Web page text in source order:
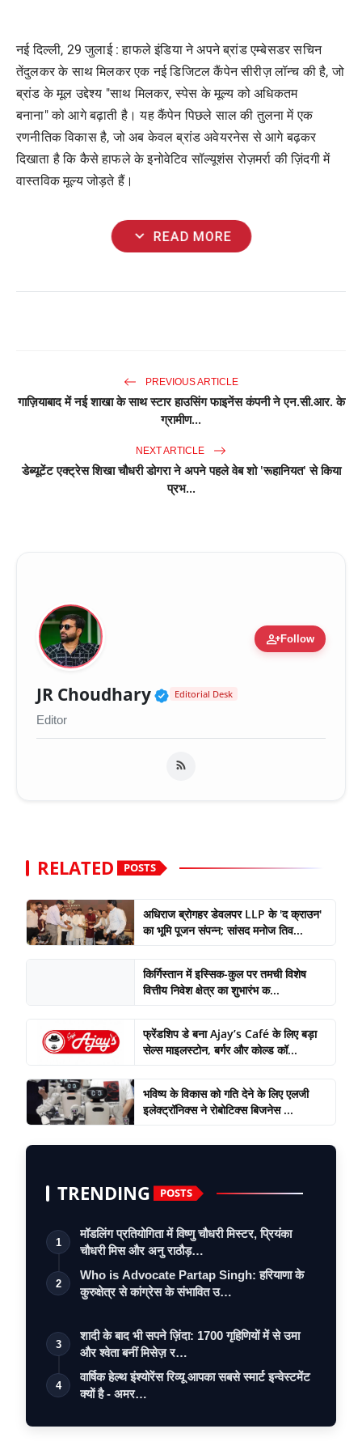
नई दिल्ली, 29जुलाई : हाफले इंडिया ने अपने ब्रांड एम्बेसडर सचिन
तेंदुलकर के साथ मिलकर एक नई डिजिटल कैंपेन सीरीज़ लॉन्च की है,जो
ब्रांड के मूल उद्देश्य "साथ मिलकर,स्पेस के मूल्य को अधिकतम
बनाना" को आगे बढ़ाती है। यह कैंपेन पिछले साल की तुलना में एक
रणनीतिक विकास है,जो अब केवल ब्रांड अवेयरनेस से आगे बढ़कर
दिखाता है कि कैसे हाफले के इनोवेटिव सॉल्यूशंस रोज़मर्रा की ज़िंदगी में
वास्तविक मूल्य जोड़ते हैं।
expand_more READ MORE
PREVIOUS ARTICLE
गाज़ियाबाद में नई शाखा के साथ स्टार हाउसिंग फाइनेंस कंपनी ने एन.सी.आर. के
ग्रामीण...
NEXT ARTICLE
डेब्यूटेंट एक्ट्रेस शिखा चौधरी डोगरा ने अपने पहले वेब शो 'रूहानियत' से किया
प्रभ...
person_addFollow
JR Choudhary Verified Public Figure
Editorial Desk
Editor
RELATED POSTS
अधिराज ब्रोगहर डेवलपर LLP के 'द क्राउन'
का भूमि पूजन संपन्न; सांसद मनोज तिव...
किर्गिस्तान में इस्सिक-कुल पर तमची विशेष
वित्तीय निवेश क्षेत्र का शुभारंभ क...
फ्रेंडशिप डे बना Ajay’s Café के लिए बड़ा
सेल्स माइलस्टोन, बर्गर और कोल्ड कॉ...
भविष्य के विकास को गति देने के लिए एलजी
इलेक्ट्रॉनिक्स ने रोबोटिक्स बिजनेस ...
TRENDING POSTS
1
मॉडलिंग प्रतियोगिता में विष्णु चौधरी मिस्टर, प्रियंका
चौधरी मिस और अनु राठौड़…
2
Who is Advocate Partap Singh: हरियाणा के
कुरुक्षेत्र से कांग्रेस के संभावित उ…
3
शादी के बाद भी सपने ज़िंदा: 1700 गृहिणियों में से उमा
और श्वेता बनीं मिसेज़ र…
4
वार्षिक हेल्थ इंश्योरेंस रिव्यू आपका सबसे स्मार्ट इन्वेस्टमेंट
क्यों है - अमर…